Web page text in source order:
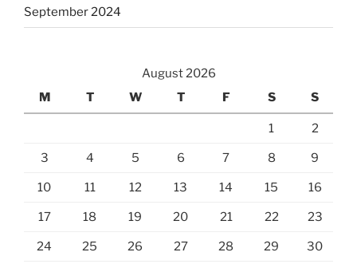
September 2024
August 2026
M
T W T F S S
1 2
3 4 5 6 7 8 9
10 11 12 13 14 15 16
17 18 19 20 21 22 23
24 25 26 27 28 29 30